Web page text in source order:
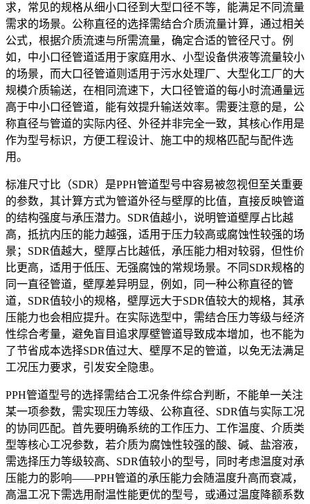
求，常见的规格从细小口径到大型口径不等，能满足不同流量
需求的场景。公称直径的选择需结合介质流量计算，通过相关
公式，根据介质流速与所需流量，确定合适的管径尺寸。例
如，中小口径管道适用于家庭用水、小型设备供液等流量较小
的场景，而大口径管道则适用于污水处理厂、大型化工厂的大
规模介质输送，在相同流速下，大口径管道的每小时流通量远
高于中小口径管道，能有效提升输送效率。需要注意的是，公
称直径与管道的实际内径、外径并非完全一致，其核心作用是
作为型号标识，方便工程设计、施工中的规格匹配与配件选
用。
标准尺寸比（SDR）是PPH管道型号中容易被忽视但至关重要
的参数，其计算方式为管道外径与壁厚的比值，直接反映管道
的结构强度与承压潜力。SDR值越小，说明管道壁厚占比越
高，抵抗内压的能力越强，适用于压力较高或腐蚀性较强的场
景；SDR值越大，壁厚占比越低，承压能力相对较弱，但性价
比更高，适用于低压、无强腐蚀的常规场景。不同SDR规格的
同一直径管道，壁厚差异明显，例如，同一种公称直径的管
道，SDR值较小的规格，壁厚远大于SDR值较大的规格，其承
压能力也会相应提升。在实际选型中，需结合压力等级与经济
性综合考量，避免盲目追求厚壁管道导致成本增加，也不能为
了节省成本选择SDR值过大、壁厚不足的管道，以免无法满足
工况压力要求，引发安全隐患。
PPH管道型号的选择需结合工况条件综合判断，不能单一关注
某一项参数，需实现压力等级、公称直径、SDR值与实际工况
的协同匹配。首先要明确系统的工作压力、工作温度、介质类
型等核心工况参数，若介质为腐蚀性较强的酸、碱、盐溶液，
需选择压力等级较高、SDR值较小的型号，同时考虑温度对承
压能力的影响——PPH管道的承压能力会随温度升高而衰减，
高温工况下需选用耐温性能更优的型号，或通过温度降额系数